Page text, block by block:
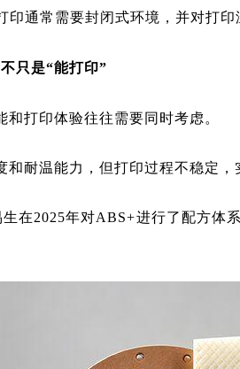
印通常需要封闭式环境，并对打
只是“能打印”
打印体验往往需要同时考虑。
和耐温能力，但打印过程不稳定
在2025年对ABS+进行了配方体